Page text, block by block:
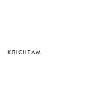
КЛІЄНТАМ